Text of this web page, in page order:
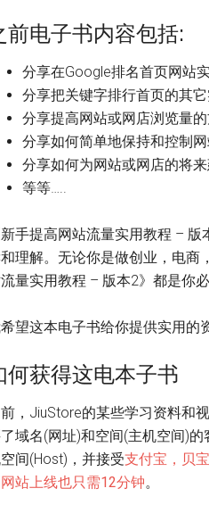
前电子书内容包括:
分享在Google排名首页网站
分享把关键字排行首页的其
分享提高网站或网店浏览量
分享如何简单地保持和控制
分享如何为网站或网店的将
等等…..
新手提高网站流量实用教程 –
理解。无论你是做创业，电商
量实用教程 – 版本2》都是你
望这本电子书给你提供实用的
何获得这电本子书
，JiuStore的某些学习资料和
域名(网址)和空间(主机空间)
间(Host)，并接受支付宝，贝
站上线也只需12分钟。